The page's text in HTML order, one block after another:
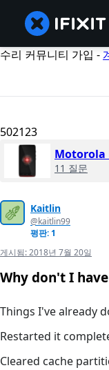
수리 커뮤니티 가입 -
502123
Motorola
11 질문
Kaitlin
@kaitlin99
평판: 1
게시됨:2018년 7월 20일
Why don't I
Things I've already
Restarted it
Cleared cache